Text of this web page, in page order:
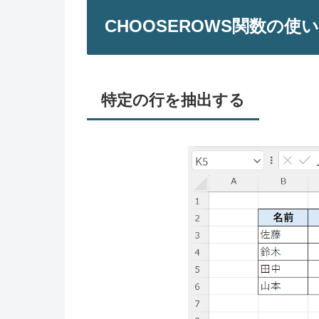
CHOOSEROWS関数の使
特定の行を抽出する